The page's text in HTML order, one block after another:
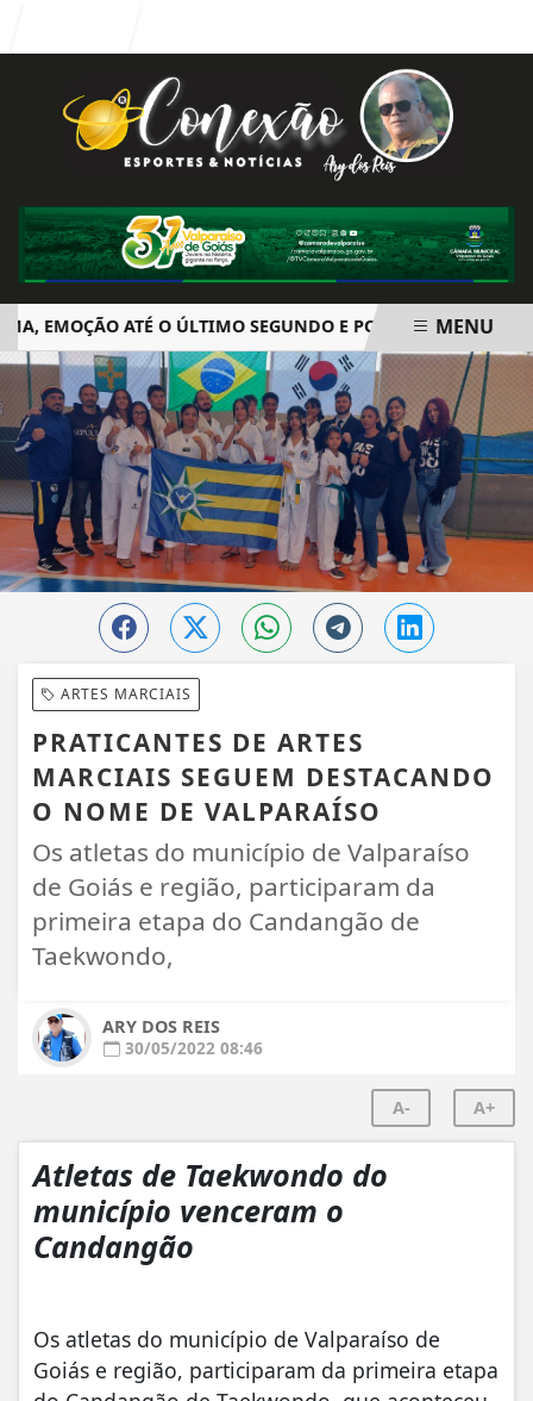
ATÉ O ÚLTIMO SEGUNDO E POLÊMICA. BIG
EM ALTA
MENU
ARTES MARCIAIS
PRATICANTES DE ARTES
MARCIAIS SEGUEM DESTACANDO
O NOME DE VALPARAÍSO
Os atletas do município de Valparaíso
de Goiás e região, participaram da
primeira etapa do Candangão de
Taekwondo,
ARY DOS REIS
30/05/2022 08:46
A- A+
Atletas de Taekwondo do
município venceram o
Candangão
Os atletas do município de Valparaíso de
Goiás e região, participaram da primeira etapa